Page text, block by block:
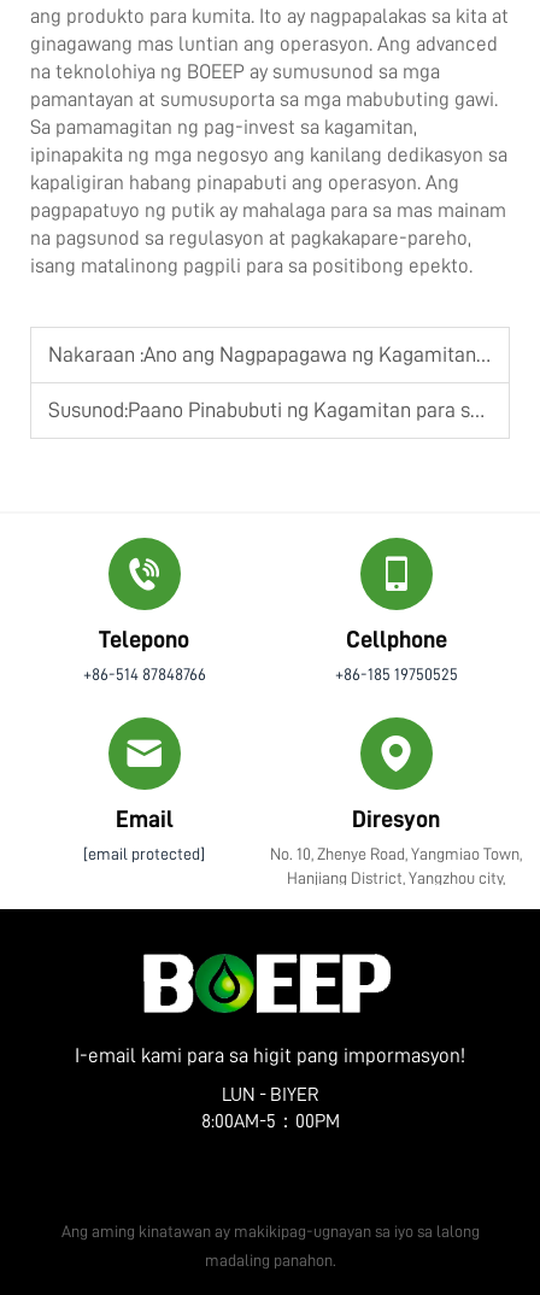
ang produkto para kumita. Ito ay nagpapalakas sa kita at
ginagawang mas luntian ang operasyon. Ang advanced
na teknolohiya ng BOEEP ay sumusunod sa mga
pamantayan at sumusuporta sa mga mabubuting gawi.
Sa pamamagitan ng pag-invest sa kagamitan,
ipinapakita ng mga negosyo ang kanilang dedikasyon sa
kapaligiran habang pinapabuti ang operasyon. Ang
pagpapatuyo ng putik ay mahalaga para sa mas mainam
na pagsunod sa regulasyon at pagkakapare-pareho,
isang matalinong pagpili para sa positibong epekto.
Nakaraan :Ano ang Nagpapagawa ng Kagamitan para sa Pagpapatuyo ng Sludge na Maaasahan para sa Sludge na May Mataas na Halaga ng Kainitan
Susunod:Paano Pinabubuti ng Kagamitan para sa Pagpapahangin ng Sludge ang Pangkalahatang Paggamit ng Enerhiya ng Halaman
Telepono
+86-514 87848766
Cellphone
+86-185 19750525
Email
[email protected]
Diresyon
No. 10, Zhenye Road, Yangmiao Town,
Hanjiang District, Yangzhou city,
I-email kami para sa higit pang impormasyon!
LUN - BIYER
8:00AM-5：00PM
Ang aming kinatawan ay makikipag-ugnayan sa iyo sa lalong
madaling panahon.